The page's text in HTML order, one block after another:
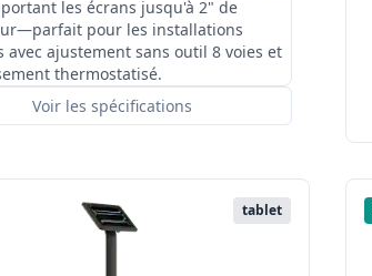
les écrans jusqu'à 2" de
pour les installations
avec ajustement sans outil 8 voies et
thermostatisé.
Voir les spécifications
tablet